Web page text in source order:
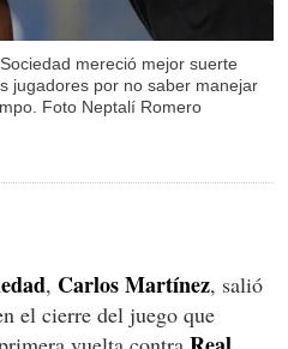
mereció mejor suerte
jugadores por no saber manejar
Foto Neptalí Romero
, Carlos Martínez, salió
el cierre del juego que